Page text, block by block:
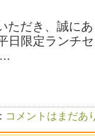
ただき、誠に
日限定ランチ
コメントはまだあ